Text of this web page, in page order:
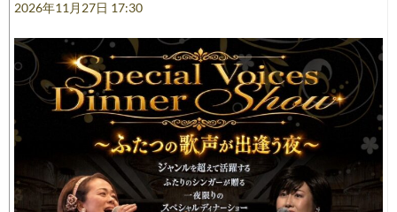
2026年11月27日 17:30